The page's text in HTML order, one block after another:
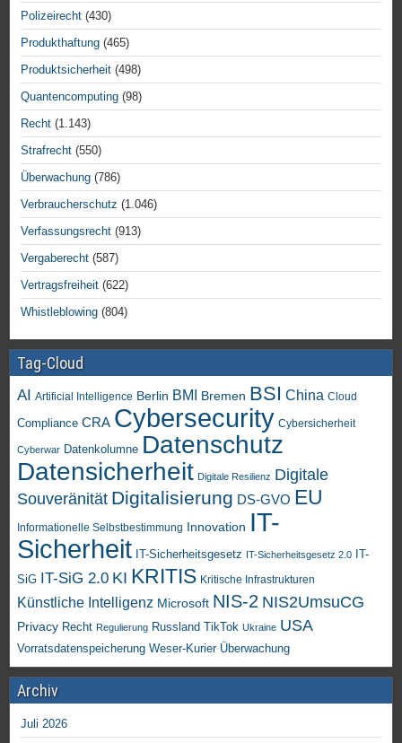
Polizeirecht (430)
Produkthaftung (465)
Produktsicherheit (498)
Quantencomputing (98)
Recht (1.143)
Strafrecht (550)
Überwachung (786)
Verbraucherschutz (1.046)
Verfassungsrecht (913)
Vergaberecht (587)
Vertragsfreiheit (622)
Whistleblowing (804)
Tag-Cloud
AI Artificial Intelligence Berlin BMI Bremen BSI China Cloud
Compliance CRA Cybersecurity Cybersicherheit
Cyberwar Datenkolumne Datenschutz
Datensicherheit Digitale Resilienz Digitale
Souveränität Digitalisierung DS-GVO EU
Informationelle Selbstbestimmung Innovation IT-
Sicherheit IT-Sicherheitsgesetz IT-Sicherheitsgesetz 2.0
IT-
SiG IT-SiG 2.0 KI KRITIS Kritische Infrastrukturen
Künstliche Intelligenz Microsoft NIS-2 NIS2UmsuCG
Privacy Recht Regulierung Russland TikTok Ukraine USA
Vorratsdatenspeicherung Weser-Kurier Überwachung
Archiv
Juli 2026